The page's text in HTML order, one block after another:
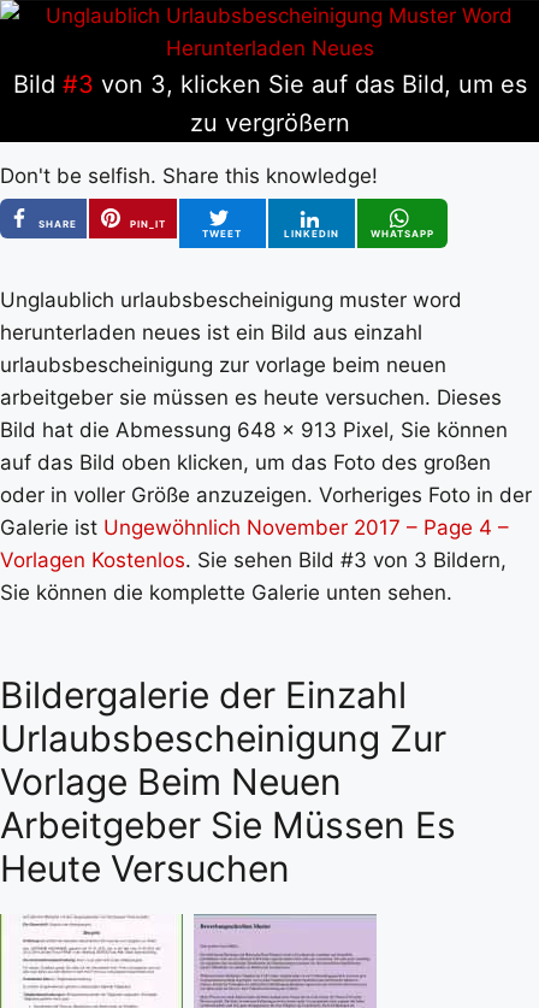
Bild #3 von 3, klicken Sie auf das Bild, um es
zu vergrößern
Don't be selfish. Share this knowledge!
SHARE
PIN_IT
TWEET
LINKEDIN WHATSAPP
Unglaublich urlaubsbescheinigung muster word
herunterladen neues ist ein Bild aus einzahl
urlaubsbescheinigung zur vorlage beim neuen
arbeitgeber sie müssen es heute versuchen. Dieses
Bild hat die Abmessung 648 x 913 Pixel, Sie können
auf das Bild oben klicken, um das Foto des großen
oder in voller Größe anzuzeigen. Vorheriges Foto in der
Galerie ist Ungewöhnlich November 2017 – Page 4 –
Vorlagen Kostenlos. Sie sehen Bild #3 von 3 Bildern,
Sie können die komplette Galerie unten sehen.
Bildergalerie der Einzahl
Urlaubsbescheinigung Zur
Vorlage Beim Neuen
Arbeitgeber Sie Müssen Es
Heute Versuchen